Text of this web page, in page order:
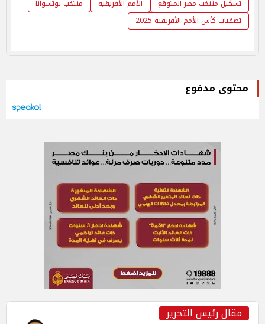
تشكيل منتخب مصر المتوقع
الأمم الأفريقية
منتخب بوتسوانا
تصفيات كأس الأمم الأفريقية 2025
محتوى مدفوع
مقال رئيس التحرير